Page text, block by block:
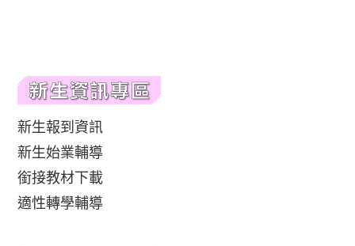
新生報到資訊
新生始業輔導
銜接教材下載
適性轉學輔導